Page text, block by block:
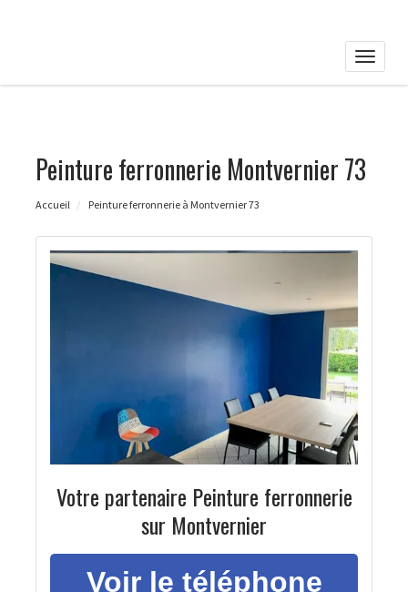
Toggle
Peinture ferronnerie Montvernier 73
Accueil Peinture ferronnerie à Montvernier 73
Votre partenaire Peinture ferronnerie
sur Montvernier